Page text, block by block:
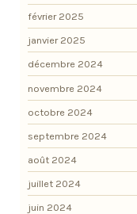
février 2025
janvier 2025
décembre 2024
novembre 2024
octobre 2024
septembre 2024
août 2024
juillet 2024
juin 2024